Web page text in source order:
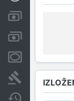
Računi i
Sudski